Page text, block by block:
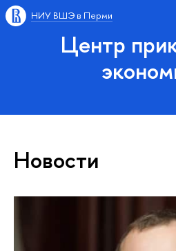
НИУ ВШЭ в Перми
Центр
Новости